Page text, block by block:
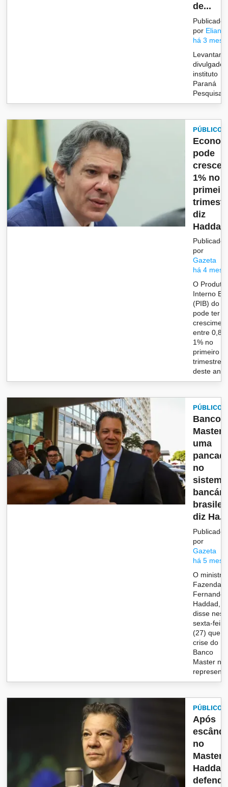
de...
Publicado
por Eliane
há 3
divulgado
instituto
Paraná
Pesquisas
PÚBLICO
pode
crescer
1% no
diz
Haddad
Publicado
por
Gazeta
há 4
O Produto
Interno
(PIB) do
pode ter
entre
1% no
primeiro
trimestre
deste an...
PÚBLICO
Banco
Master
uma
no
sistema
diz Ha...
Publicado
por
Gazeta
há 5
O ministro
Fazenda,
Fernando
Haddad,
disse
sexta-feira
(27) que a
crise do
Banco
Master
PÚBLICO
Após
no
Master,
Haddad
defende